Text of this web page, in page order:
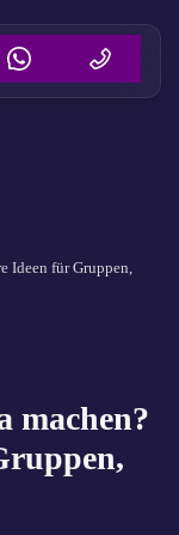
Ideen für Gruppen,
machen?